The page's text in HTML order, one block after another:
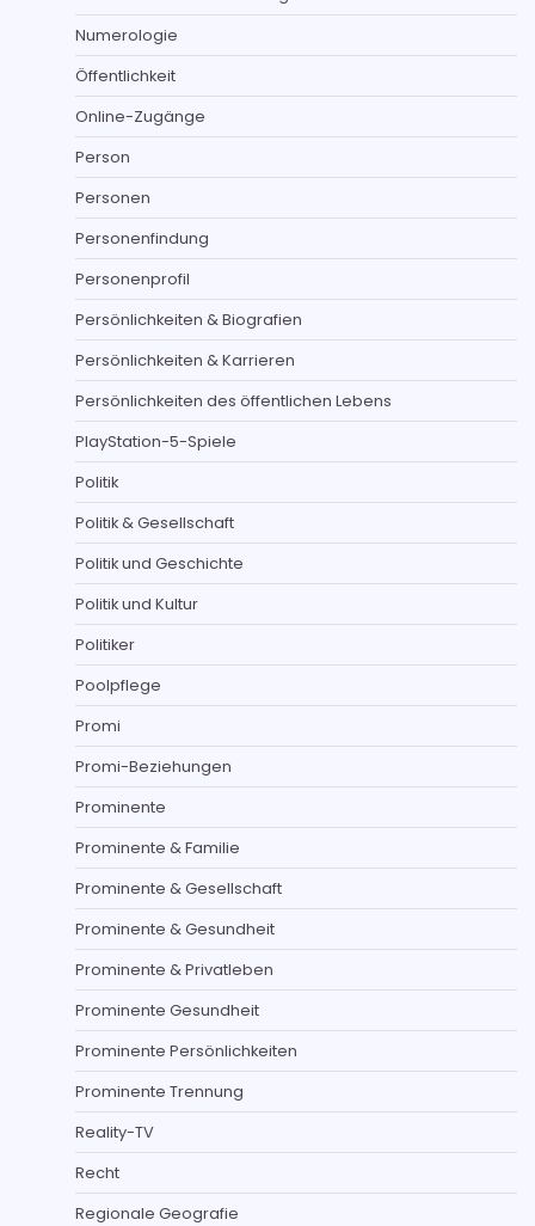
Numerologie
Öffentlichkeit
Online-Zugänge
Person
Personen
Personenfindung
Personenprofil
Persönlichkeiten & Biografien
Persönlichkeiten & Karrieren
Persönlichkeiten des öffentlichen Lebens
PlayStation-5-Spiele
Politik
Politik & Gesellschaft
Politik und Geschichte
Politik und Kultur
Politiker
Poolpflege
Promi
Promi-Beziehungen
Prominente
Prominente & Familie
Prominente & Gesellschaft
Prominente & Gesundheit
Prominente & Privatleben
Prominente Gesundheit
Prominente Persönlichkeiten
Prominente Trennung
Reality-TV
Recht
Regionale Geografie